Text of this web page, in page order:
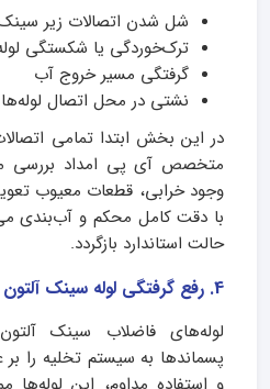
شل شدن اتصالات زیر
ترک‌خوردگی یا شکستگی
گرفتگی مسیر خروج آب
نشتی در محل اتصال لوله‌ها
در این بخش ابتدا تمامی
متخصص آی پی امداد
وجود خرابی، قطعات معیوب
با دقت کامل محکم و آب‌بندی
حالت استاندارد بازگردد.
4. رفع گرفتگی لوله سینک آلتون
لوله‌های فاضلاب سینک
پسماندها به سیستم تخلیه را